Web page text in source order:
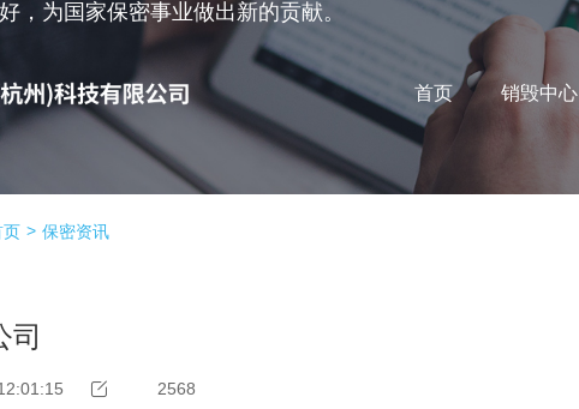
首页 销毁中心
，为国家保密事业做出新的贡献。
页 保密资讯
司
2568